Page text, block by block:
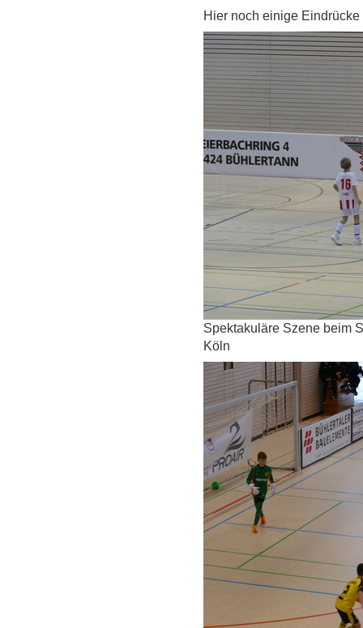
Hier noch einige
Spektakuläre Szene beim
Köln